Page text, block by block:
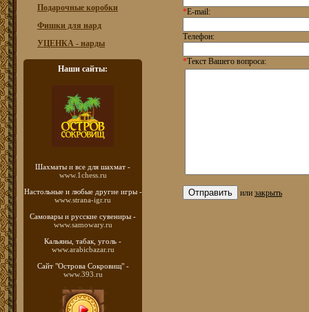
Подарочные коробки
Фишки для нард
УЦЕНКА - нарды
Наши сайты:
Шахматы и все для шахмат -
www.1chess.ru
Настольные и любые другие игры -
www.strana-igr.ru
Самовары и русские сувениры -
www.samowary.ru
Кальяны, табак, уголь -
www.arabicbazar.ru
Сайт "Острова Сокровищ" -
www.393.ru
*E-mail:
Телефон:
*Текст Вашего вопроса:
или закрыть